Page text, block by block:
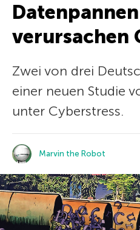
Datenpannen
verursachen
Zwei von drei
einer neuen Studie
unter Cyberstress.
Marvin the Robot